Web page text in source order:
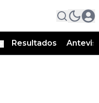
Resultados